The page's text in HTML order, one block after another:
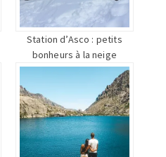
Station d’Asco : petits
bonheurs à la neige